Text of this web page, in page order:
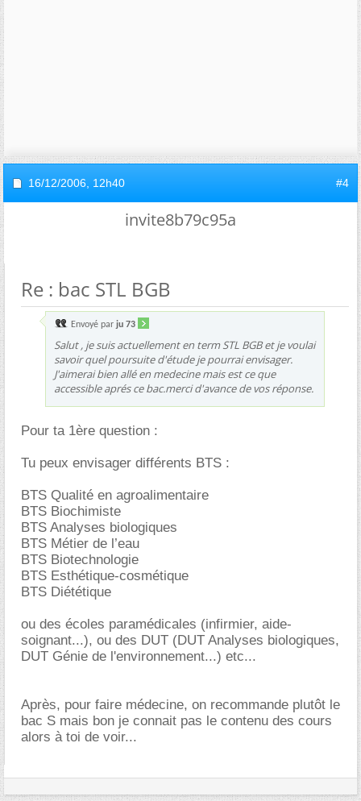
16/12/2006, 12h40 #4
invite8b79c95a
Re : bac STL BGB
Envoyé par ju 73
Salut , je suis actuellement en term STL BGB et je voulai
savoir quel poursuite d'étude je pourrai envisager.
J'aimerai bien allé en medecine mais est ce que
accessible aprés ce bac.merci d'avance de vos réponse.
Pour ta 1ère question :
Tu peux envisager différents BTS :
BTS Qualité en agroalimentaire
BTS Biochimiste
BTS Analyses biologiques
BTS Métier de l’eau
BTS Biotechnologie
BTS Esthétique-cosmétique
BTS Diététique
ou des écoles paramédicales (infirmier, aide-
soignant...), ou des DUT (DUT Analyses biologiques,
DUT Génie de l'environnement...) etc...
Après, pour faire médecine, on recommande plutôt le
bac S mais bon je connait pas le contenu des cours
alors à toi de voir...